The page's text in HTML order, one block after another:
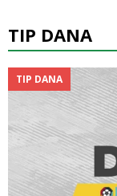
TIP DANA
TIP DANA